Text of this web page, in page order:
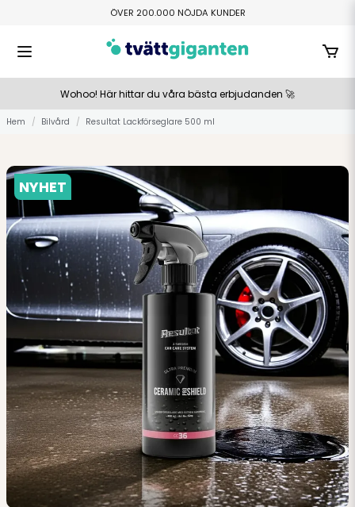
ÖVER 200.000 NÖJDA KUNDER
FRI HEMLEVERANS ÖVER 800 KR
TILLVERKAS I SMÅLAND
BETALA ENKELT MED SWISH ELLER KLARNA
Wohoo! Här hittar du våra bästa erbjudanden 🚀
Hem Bilvård Resultat Lackförseglare 500 ml
NYHET